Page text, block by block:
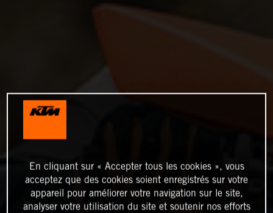
En cliquant sur « Accepter tous les cookies », vous
acceptez que des cookies soient enregistrés sur votre
appareil pour améliorer votre navigation sur le site,
analyser votre utilisation du site et soutenir nos efforts